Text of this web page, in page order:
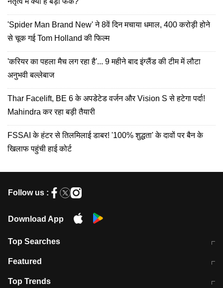
'Spider Man Brand New' ने 8वें दिन मचाया धमाल, 400 करोड़ी होने
से चूक गई Tom Holland की फिल्म
'करियर का पहला मैच लग रहा है'... 9 महीने बाद इंग्लैंड की टीम में लौटा
अनुभवी बल्लेबाज
Thar Facelift, BE 6 के अपडेटेड वर्जन और Vision S से हटेगा पर्दा!
Mahindra कर रहा बड़ी तैयारी
FSSAI के हंटर से तिलमिलाई डाबर! '100% शुद्धता' के दावों पर बैन के
खिलाफ पहुंची हाई कोर्ट
Follow us :
Download App
Top Searches
मुंबई में लगे 'जेन जी' के पोस्टर, लिखा- 'मैं
Featured
10 अगस्त को विधानसभा का घेराव करेंगे
Top Trends